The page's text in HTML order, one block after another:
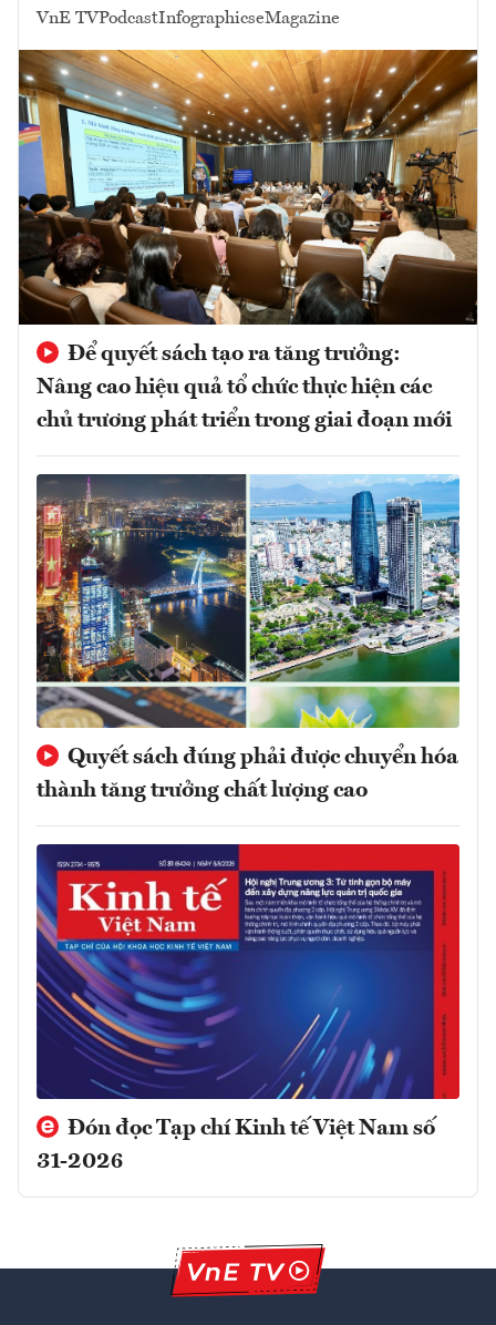
VnE TVPodcastInfographicseMagazine
Để quyết sách tạo ra tăng trưởng:
Nâng cao hiệu quả tổ chức thực hiện các
chủ trương phát triển trong giai đoạn mới
Quyết sách đúng phải được chuyển hóa
thành tăng trưởng chất lượng cao
Đón đọc Tạp chí Kinh tế Việt Nam số
31-2026